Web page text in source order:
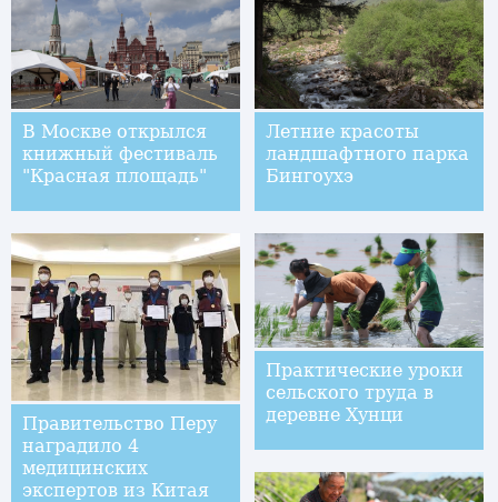
В Москве открылся
книжный фестиваль
"Красная площадь"
Летние красоты
ландшафтного парка
Бингоухэ
Правительство Перу
наградило 4
медицинских
экспертов из Китая
Практические уроки
сельского труда в
деревне Хунци